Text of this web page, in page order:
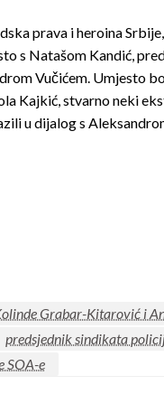
prava i heroina
s Natašom Kandić,
Vučićem. Umjesto
Kajkić, stvarno neki
u dijalog s
Grabar-Kitarović i
predsjednik sindikata
SOA-e